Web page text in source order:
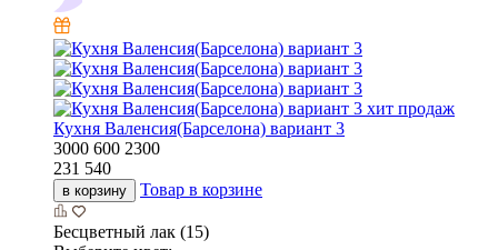
хит продаж
Кухня Валенсия(Барселона) вариант 3
3000 600 2300
231 540
в корзину Товар в корзине
Бесцветный лак (15)